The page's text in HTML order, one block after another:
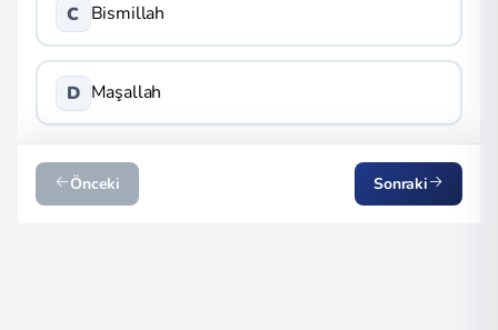
C Bismillah
D Maşallah
Önceki Sonraki